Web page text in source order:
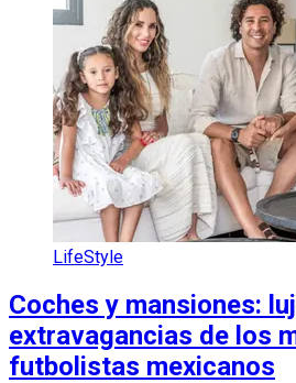
LifeStyle
Coches y mansiones:
extravagancias de los
futbolistas mexicanos